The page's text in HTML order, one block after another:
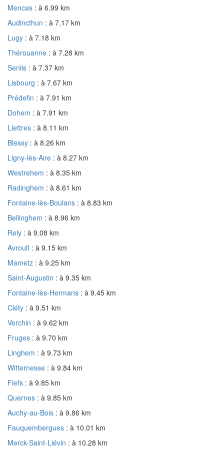
Mencas : à 6.99 km
Audincthun : à 7.17 km
Lugy : à 7.18 km
Thérouanne : à 7.28 km
Senlis : à 7.37 km
Lisbourg : à 7.67 km
Prédefin : à 7.91 km
Dohem : à 7.91 km
Liettres : à 8.11 km
Blessy : à 8.26 km
Ligny-lès-Aire : à 8.27 km
Westrehem : à 8.35 km
Radinghem : à 8.61 km
Fontaine-lès-Boulans : à 8.83 km
Bellinghem : à 8.96 km
Rely : à 9.08 km
Avroult : à 9.15 km
Mametz : à 9.25 km
Saint-Augustin : à 9.35 km
Fontaine-lès-Hermans : à 9.45 km
Cléty : à 9.51 km
Verchin : à 9.62 km
Fruges : à 9.70 km
Linghem : à 9.73 km
Witternesse : à 9.84 km
Fiefs : à 9.85 km
Quernes : à 9.85 km
Auchy-au-Bois : à 9.86 km
Fauquembergues : à 10.01 km
Merck-Saint-Liévin : à 10.28 km